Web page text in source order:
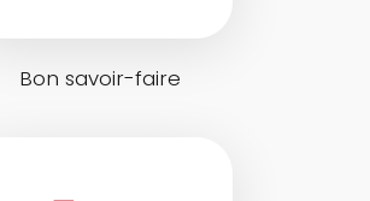
Bon savoir-faire